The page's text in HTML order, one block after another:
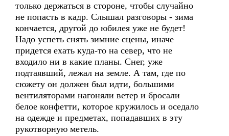
только держаться в стороне, чтобы случайно
не попасть в кадр. Слышал разговоры - зима
кончается, другой до юбилея уже не будет!
Надо успеть снять зимние сцены, иначе
придется ехать куда-то на север, что не
входило ни в какие планы. Снег, уже
подтаявший, лежал на земле. А там, где по
сюжету он должен был идти, большими
вентиляторами нагоняли ветер и бросали
белое конфетти, которое кружилось и оседало
на одежде и предметах, попадавших в эту
рукотворную метель.